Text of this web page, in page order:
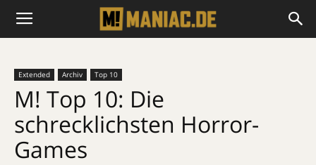
Extended Archiv Top 10
M! Top 10: Die
schrecklichsten Horror-
Games